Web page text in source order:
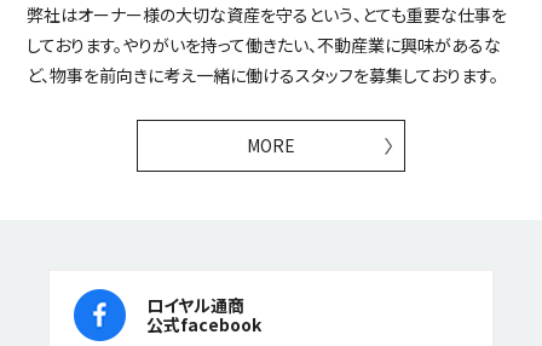
弊社はオーナー様の大切な資産を守るという、とても重要な仕事を
しております。やりがいを持って働きたい、不動産業に興味があるな
ど、物事を前向きに考え一緒に働けるスタッフを募集しております。
MORE
ロイヤル通商
公式facebook